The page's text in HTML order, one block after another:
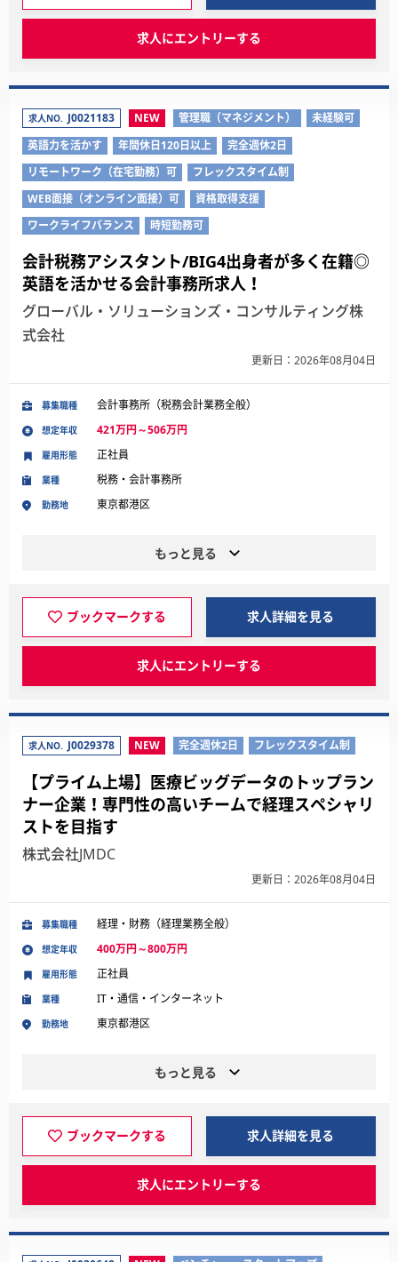
求人にエントリーする
求人NO. J0021183 NEW 管理職（マネジメント）
未経験可
英語力を活かす
年間休日120日以上
完全週休2日
リモートワーク（在宅勤務）可
フレックスタイム制
WEB面接（オンライン面接）可
資格取得支援
ワークライフバランス
時短勤務可
会計税務アシスタント/BIG4出身者が多く在籍◎
英語を活かせる会計事務所求人！
グローバル・ソリューションズ・コンサルティング株
式会社
更新日：2026年08月04日
募集職種 会計事務所（税務会計業務全般）
想定年収 421万円～506万円
業種 税務・会計事務所
勤務地 東京都港区
雇用形態 正社員
もっと見る
ブックマークする 求人詳細を見る
求人にエントリーする
求人NO. J0029378 NEW 完全週休2日 フレックスタイム制
【プライム上場】医療ビッグデータのトップラン
ナー企業！専門性の高いチームで経理スペシャリ
ストを目指す
株式会社JMDC
更新日：2026年08月04日
募集職種 経理・財務（経理業務全般）
想定年収 400万円～800万円
業種 IT・通信・インターネット
勤務地 東京都港区
雇用形態 正社員
もっと見る
ブックマークする 求人詳細を見る
求人にエントリーする